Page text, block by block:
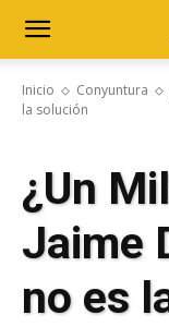
Inicio Conyuntura
la solución
¿Un
Jaime
no es